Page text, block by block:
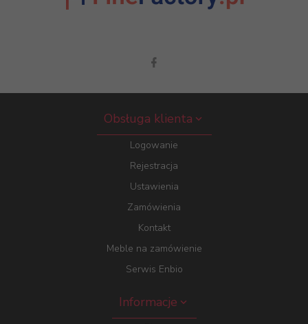
Obsługa klienta
Logowanie
Rejestracja
Ustawienia
Zamówienia
Kontakt
Meble na zamówienie
Serwis Enbio
Informacje